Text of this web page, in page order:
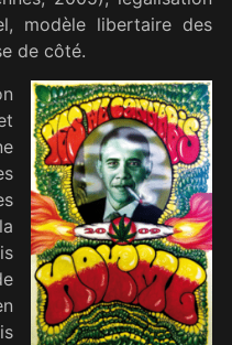
modèle libertaire des
de côté.